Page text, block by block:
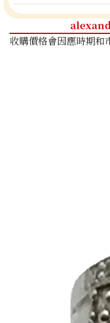
收購價格會因應時期和